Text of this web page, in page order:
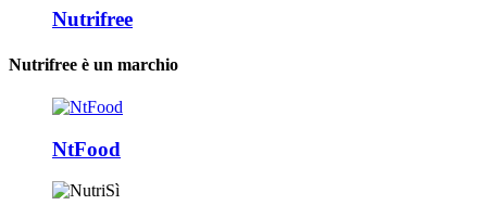
Nutrifree
Nutrifree è un marchio
NtFood